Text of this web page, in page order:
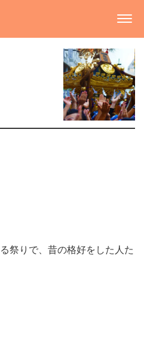
祭りで、昔の格好をした人た